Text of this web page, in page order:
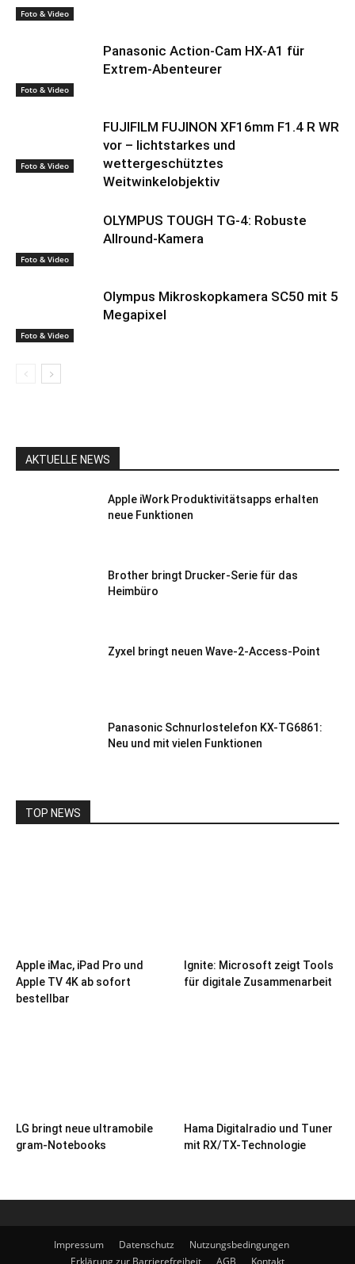
Foto & Video
Foto & Video
Panasonic Action-Cam HX-A1 für
Extrem-Abenteurer
Foto & Video
FUJIFILM FUJINON XF16mm F1.4 R WR
vor – lichtstarkes und
wettergeschütztes
Weitwinkelobjektiv
Foto & Video
OLYMPUS TOUGH TG-4: Robuste
Allround-Kamera
Foto & Video
Olympus Mikroskopkamera SC50 mit 5
Megapixel
AKTUELLE NEWS
Apple iWork Produktivitätsapps erhalten
neue Funktionen
Brother bringt Drucker-Serie für das
Heimbüro
Zyxel bringt neuen Wave-2-Access-Point
Panasonic Schnurlostelefon KX-TG6861:
Neu und mit vielen Funktionen
TOP NEWS
Apple iMac, iPad Pro und
Apple TV 4K ab sofort
bestellbar
Ignite: Microsoft zeigt Tools
für digitale Zusammenarbeit
LG bringt neue ultramobile
gram-Notebooks
Hama Digitalradio und Tuner
mit RX/TX-Technologie
Impressum Datenschutz
Nutzungsbedingungen